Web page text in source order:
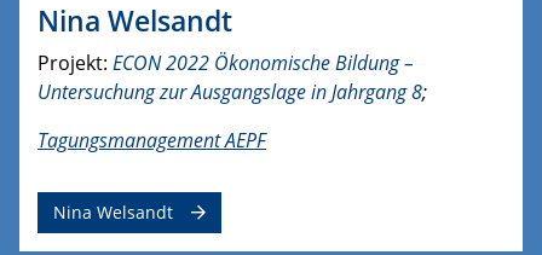
Nina Welsandt
Projekt: ECON 2022 Ökonomische Bildung –
Untersuchung zur Ausgangslage in Jahrgang 8;
Tagungsmanagement AEPF
Nina Welsandt